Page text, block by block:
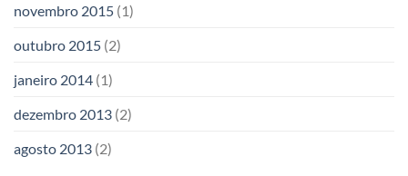
novembro 2015 (1)
outubro 2015 (2)
janeiro 2014 (1)
dezembro 2013 (2)
agosto 2013 (2)